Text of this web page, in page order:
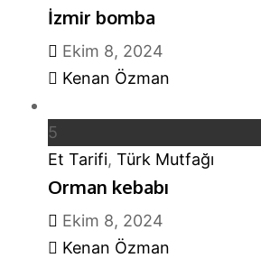
İzmir bomba
Ekim 8, 2024
Kenan Özman
5
Et Tarifi, Türk Mutfağı
Orman kebabı
Ekim 8, 2024
Kenan Özman